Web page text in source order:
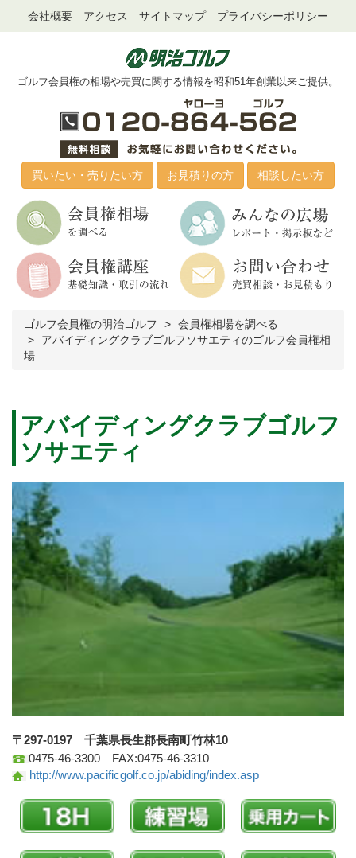
会社概要 アクセス サイトマップ プライバシーポリシー
ゴルフ会員権の相場や売買に関する情報を昭和51年創業以来ご提供。
買いたい・売りたい方 お見積りの方 相談したい方
ゴルフ会員権の明治ゴルフ
会員権相場を調べる
アバイディングクラブゴルフソサエティのゴルフ会員権相
場
アバイディングクラブゴルフ
ソサエティ
〒297-0197 千葉県長生郡長南町竹林10
0475-46-3300 FAX:0475-46-3310
http://www.pacificgolf.co.jp/abiding/index.asp